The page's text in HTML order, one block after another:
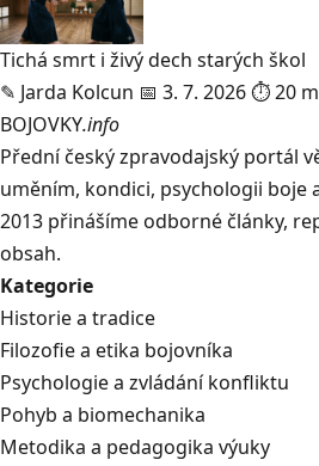
Tichá smrt i živý dech starých škol
✎ Jarda Kolcun 📅 3. 7. 2026⏱ 20
BOJOVKY.info
Přední český zpravodajský portál
uměním, kondici, psychologii boje
2013 přinášíme odborné články,
obsah.
Kategorie
Historie a tradice
Filozofie a etika bojovníka
Psychologie a zvládání konfliktu
Pohyb a biomechanika
Metodika a pedagogika výuky